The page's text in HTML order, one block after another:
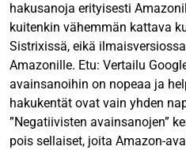
hakusanoja erityisesti
kuitenkin vähemmän kattava
Sistrixissä, eikä
Amazonille. Etu: Vertailu
avainsanoihin on nopeaa ja
hakukentät ovat vain yhden
”Negatiivisten avainsanojen”
pois sellaiset, joita Amazon-